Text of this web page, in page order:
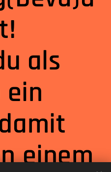
als
ein
einem